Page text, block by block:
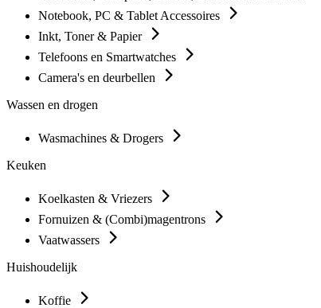
Notebook, PC & Tablet Accessoires
Inkt, Toner & Papier
Telefoons en Smartwatches
Camera's en deurbellen
Wassen en drogen
Wasmachines & Drogers
Keuken
Koelkasten & Vriezers
Fornuizen & (Combi)magentrons
Vaatwassers
Huishoudelijk
Koffie